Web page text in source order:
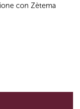
con Zètema